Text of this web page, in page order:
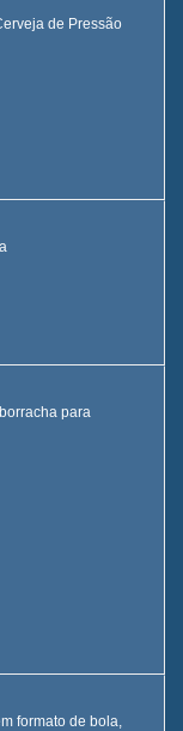
de Pressão
para
formato de bola,